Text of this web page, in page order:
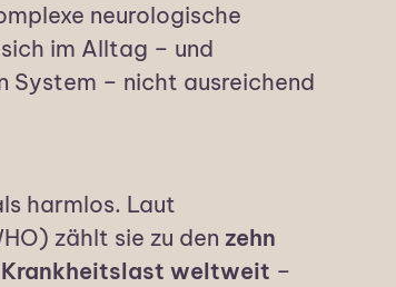
neurologische
im Alltag – und
System – nicht ausreichend
harmlos. Laut
zählt sie zu den zehn
Krankheitslast weltweit –